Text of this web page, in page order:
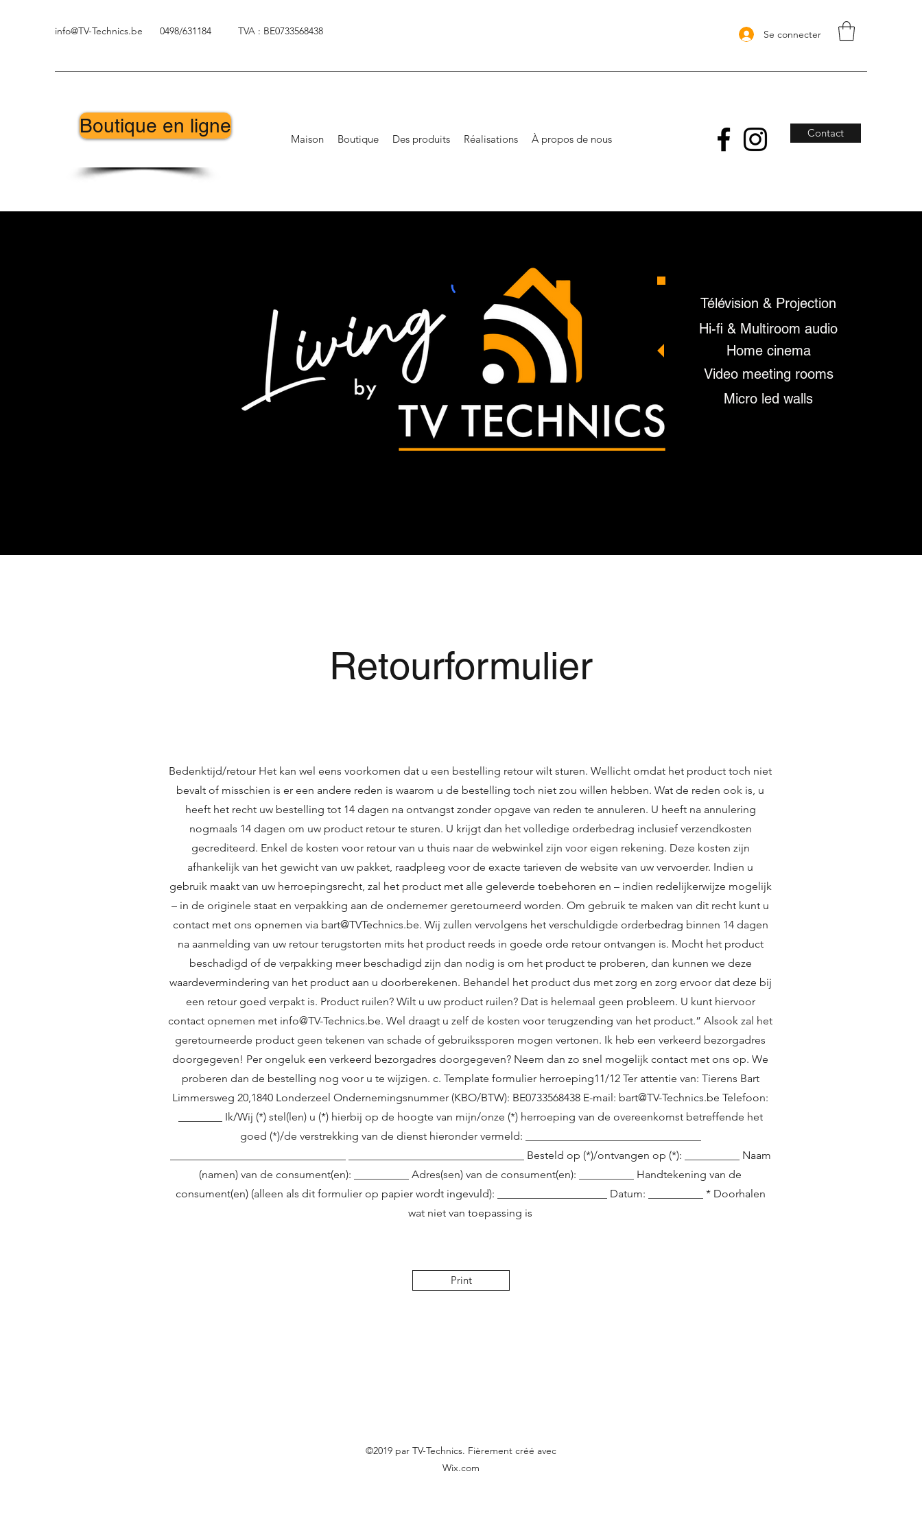
info@TV-Technics.be 0498/631184 TVA : BE0733568438 Se connecter
Boutique en ligne Contact
Maison Boutique Des produits Réalisations À propos de nous
Télévision & Projection
Hi-fi & Multiroom audio
Home cinema
Video meeting rooms
Micro led walls
Retourformulier
Bedenktijd/retour Het kan wel eens voorkomen dat u een bestelling retour wilt sturen. Wellicht omdat het product toch niet
bevalt of misschien is er een andere reden is waarom u de bestelling toch niet zou willen hebben. Wat de reden ook is, u
heeft het recht uw bestelling tot 14 dagen na ontvangst zonder opgave van reden te annuleren. U heeft na annulering
nogmaals 14 dagen om uw product retour te sturen. U krijgt dan het volledige orderbedrag inclusief verzendkosten
gecrediteerd. Enkel de kosten voor retour van u thuis naar de webwinkel zijn voor eigen rekening. Deze kosten zijn
afhankelijk van het gewicht van uw pakket, raadpleeg voor de exacte tarieven de website van uw vervoerder. Indien u
gebruik maakt van uw herroepingsrecht, zal het product met alle geleverde toebehoren en – indien redelijkerwijze mogelijk
– in de originele staat en verpakking aan de ondernemer geretourneerd worden. Om gebruik te maken van dit recht kunt u
contact met ons opnemen via bart@TVTechnics.be. Wij zullen vervolgens het verschuldigde orderbedrag binnen 14 dagen
na aanmelding van uw retour terugstorten mits het product reeds in goede orde retour ontvangen is. Mocht het product
beschadigd of de verpakking meer beschadigd zijn dan nodig is om het product te proberen, dan kunnen we deze
waardevermindering van het product aan u doorberekenen. Behandel het product dus met zorg en zorg ervoor dat deze bij
een retour goed verpakt is. Product ruilen? Wilt u uw product ruilen? Dat is helemaal geen probleem. U kunt hiervoor
contact opnemen met info@TV-Technics.be. Wel draagt u zelf de kosten voor terugzending van het product.” Alsook zal het
geretourneerde product geen tekenen van schade of gebruikssporen mogen vertonen. Ik heb een verkeerd bezorgadres
doorgegeven! Per ongeluk een verkeerd bezorgadres doorgegeven? Neem dan zo snel mogelijk contact met ons op. We
proberen dan de bestelling nog voor u te wijzigen. c. Template formulier herroeping11/12 Ter attentie van: Tierens Bart
Limmersweg 20,1840 Londerzeel Ondernemingsnummer (KBO/BTW): BE0733568438 E-mail: bart@TV-Technics.be Telefoon:
________ Ik/Wij (*) stel(len) u (*) hierbij op de hoogte van mijn/onze (*) herroeping van de overeenkomst betreffende het
goed (*)/de verstrekking van de dienst hieronder vermeld: ________________________________
________________________________ ________________________________ Besteld op (*)/ontvangen op (*): __________ Naam
(namen) van de consument(en): __________ Adres(sen) van de consument(en): __________ Handtekening van de
consument(en) (alleen als dit formulier op papier wordt ingevuld): ____________________ Datum: __________ * Doorhalen
wat niet van toepassing is
Print
©2019 par TV-Technics. Fièrement créé avec
Wix.com